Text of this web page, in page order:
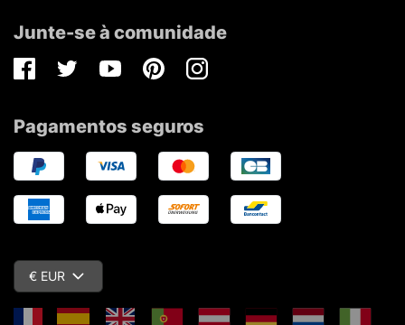
Junte-se à comunidade
FacebookTwitterYoutubePinterestInstagram
Pagamentos seguros
€ EUR